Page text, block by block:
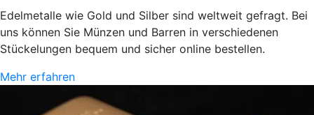
Edelmetalle wie Gold und Silber sind weltweit gefragt. Bei
uns können Sie Münzen und Barren in verschiedenen
Stückelungen bequem und sicher online bestellen.
Mehr erfahren